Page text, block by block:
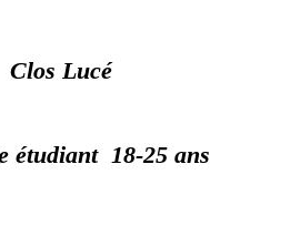
Lucé
étudiant 18-25 ans